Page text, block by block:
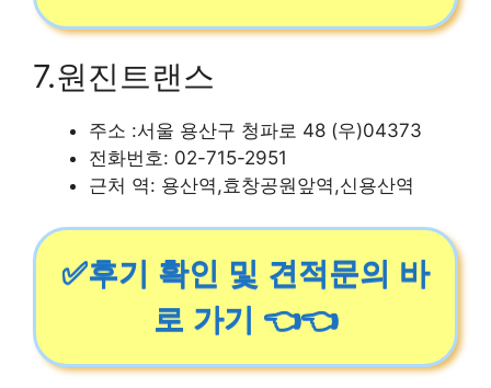
7.원진트랜스
주소 :서울 용산구 청파로 48 (우)04373
전화번호: 02-715-2951
근처 역: 용산역,효창공원앞역,신용산역
✅후기 확인 및 견적문의 바
로 가기 👈👈